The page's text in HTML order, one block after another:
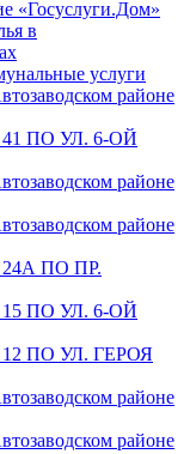
«Госуслуги.Дом»
в
услуги
районе
ПО УЛ. 6-ОЙ
районе
районе
ПО ПР.
ПО УЛ. 6-ОЙ
ПО УЛ. ГЕРОЯ
районе
районе